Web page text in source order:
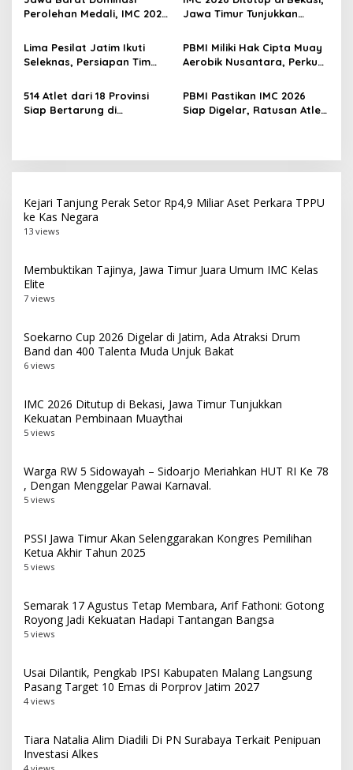
o
Perolehan Medali, IMC 2026
Muaythai Indonesia
Jawa Timur Tunjukkan
Muaythai
Lima Pesilat Jatim Ikuti
Seleknas, Persiapan Tim
Championship
PBMI Miliki Hak Cipta Muay
Aerobik Nusantara, Perkuat
Indonesia
514 Atlet dari 18 Provinsi
Siap Bertarung di
PBMI Pastikan IMC 2026
Siap Digelar, Ratusan Atlet
Kejari Tanjung Perak Setor Rp4,9 Miliar Aset Perkara TPPU
ke Kas Negara
13 views
Membuktikan Tajinya, Jawa Timur Juara Umum IMC Kelas
Elite
7 views
Soekarno Cup 2026 Digelar di Jatim, Ada Atraksi Drum
Band dan 400 Talenta Muda Unjuk Bakat
6 views
IMC 2026 Ditutup di Bekasi, Jawa Timur Tunjukkan
Kekuatan Pembinaan Muaythai
5 views
Warga RW 5 Sidowayah – Sidoarjo Meriahkan HUT RI Ke 78
, Dengan Menggelar Pawai Karnaval.
5 views
PSSI Jawa Timur Akan Selenggarakan Kongres Pemilihan
Ketua Akhir Tahun 2025
5 views
Semarak 17 Agustus Tetap Membara, Arif Fathoni: Gotong
Royong Jadi Kekuatan Hadapi Tantangan Bangsa
5 views
Usai Dilantik, Pengkab IPSI Kabupaten Malang Langsung
Pasang Target 10 Emas di Porprov Jatim 2027
4 views
Tiara Natalia Alim Diadili Di PN Surabaya Terkait Penipuan
Investasi Alkes
4 views